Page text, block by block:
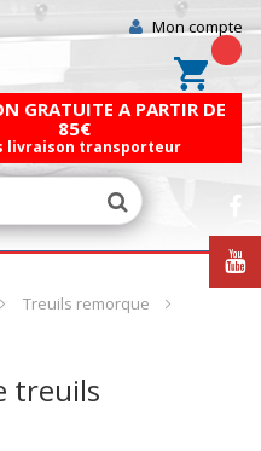
Mon compte
Mon
GRATUITE A PARTIR DE
85€
livraison transporteur
Treuils remorque
treuils